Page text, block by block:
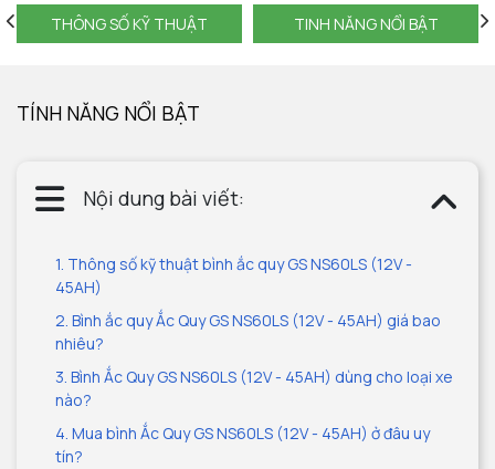
THÔNG SỐ KỸ THUẬT TINH NĂNG NỔI BẬT
TÍNH NĂNG NỔI BẬT
Nội dung bài viết:
1. Thông số kỹ thuật bình ắc quy GS NS60LS (12V -
45AH)
2. Bình ắc quy Ắc Quy GS NS60LS (12V - 45AH) giá bao
nhiêu?
3. Bình Ắc Quy GS NS60LS (12V - 45AH) dùng cho loại xe
nào?
4. Mua bình Ắc Quy GS NS60LS (12V - 45AH) ở đâu uy
tín?